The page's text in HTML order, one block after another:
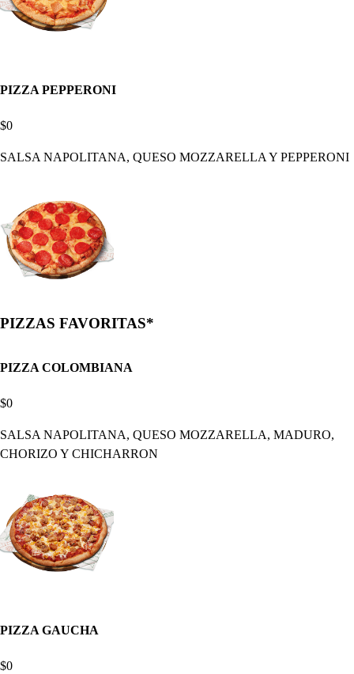
PIZZA PEPPERONI
$0
SALSA NAPOLITANA, QUESO MOZZARELLA Y PEPPERONI
PIZZAS FAVORITAS*
PIZZA COLOMBIANA
$0
SALSA NAPOLITANA, QUESO MOZZARELLA, MADURO,
CHORIZO Y CHICHARRON
PIZZA GAUCHA
$0